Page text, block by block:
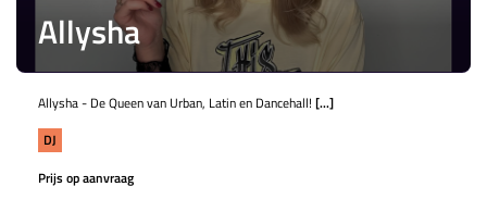
Allysha
Allysha - De Queen van Urban, Latin en Dancehall! [...]
DJ
Prijs op aanvraag